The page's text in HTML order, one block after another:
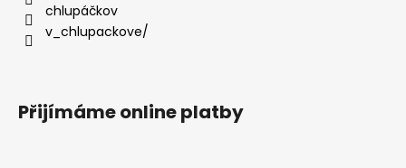
chlupáčkov
v_chlupackove/
Přijímáme online platby